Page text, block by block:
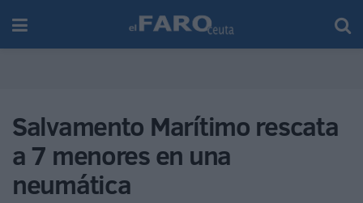
Salvamento Marítimo rescata
a 7 menores en una
neumática